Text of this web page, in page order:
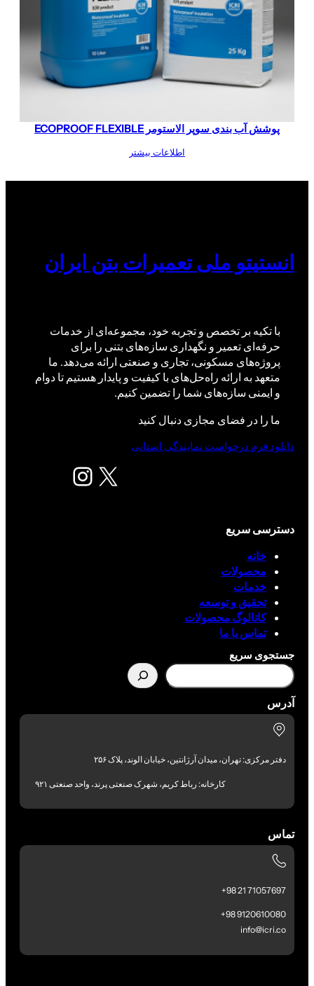
پوشش آب‌ بندی سوپر الاستومر ECOPROOF FLEXIBLE
اطلاعات بیشتر
انستیتو ملی تعمیرات بتن ایران
با تکیه بر تخصص و تجربه خود، مجموعه‌ای از خدمات
حرفه‌ای تعمیر و نگهداری سازه‌های بتنی را برای
پروژه‌های مسکونی، تجاری و صنعتی ارائه می‌دهد. ما
متعهد به ارائه راه‌حل‌های با کیفیت و پایدار هستیم تا دوام
و ایمنی سازه‌های شما را تضمین کنیم.
ما را در فضای مجازی دنبال کنید
X اینستاگرم
دانلود فرم درخواست نمایندگی استانی
دسترسی سریع
خانه
محصولات
خدمات
تحقیق و توسعه
کاتالوگ محصولات
تماس با ما
جستجوی سریع
آدرس
دفتر مرکزی: تهران، میدان آرژانتین، خیابان الوند، پلاک ۲۵۶
کارخانه: رباط کریم، شهرک صنعتی پرند، واحد صنعتی ۹۲۱
تماس
71057697 21 98+
9120610080 98+
info@icri.co